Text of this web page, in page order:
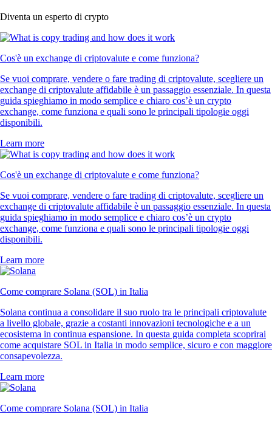
Diventa un esperto di crypto
Cos'è un exchange di criptovalute e come funziona?
Se vuoi comprare, vendere o fare trading di criptovalute, scegliere un
exchange di criptovalute affidabile è un passaggio essenziale. In questa
guida spieghiamo in modo semplice e chiaro cos’è un crypto
exchange, come funziona e quali sono le principali tipologie oggi
disponibili.
Learn more
Cos'è un exchange di criptovalute e come funziona?
Se vuoi comprare, vendere o fare trading di criptovalute, scegliere un
exchange di criptovalute affidabile è un passaggio essenziale. In questa
guida spieghiamo in modo semplice e chiaro cos’è un crypto
exchange, come funziona e quali sono le principali tipologie oggi
disponibili.
Learn more
Come comprare Solana (SOL) in Italia
Solana continua a consolidare il suo ruolo tra le principali criptovalute
a livello globale, grazie a costanti innovazioni tecnologiche e a un
ecosistema in continua espansione. In questa guida completa scoprirai
come acquistare SOL in Italia in modo semplice, sicuro e con maggiore
consapevolezza.
Learn more
Come comprare Solana (SOL) in Italia